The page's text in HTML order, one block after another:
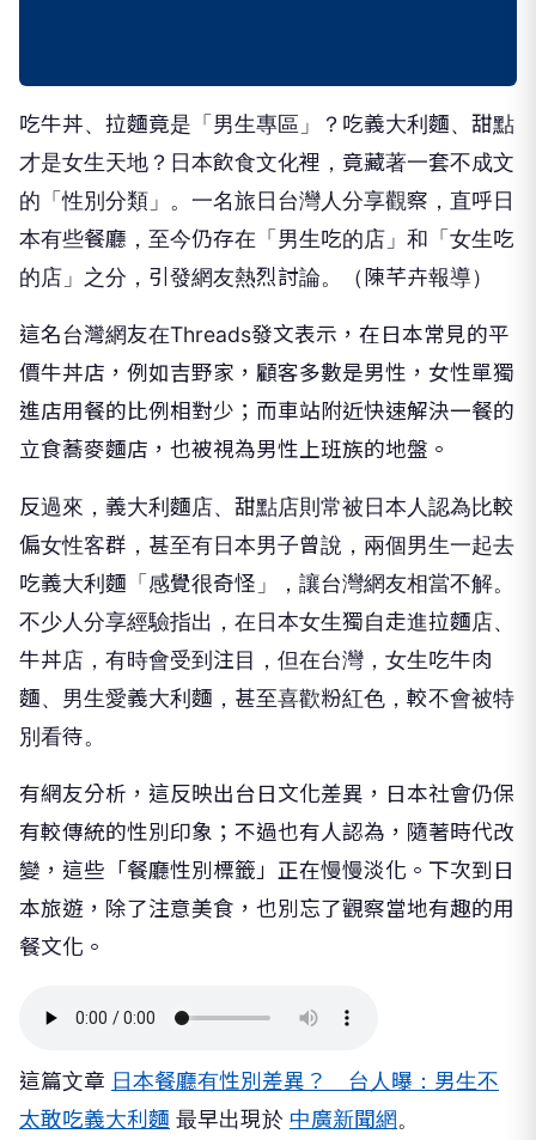
吃牛丼、拉麵竟是「男生專區」？吃義大利麵、甜點
才是女生天地？日本飲食文化裡，竟藏著一套不成文
的「性別分類」。一名旅日台灣人分享觀察，直呼日
本有些餐廳，至今仍存在「男生吃的店」和「女生吃
的店」之分，引發網友熱烈討論。（陳芊卉報導）
這名台灣網友在Threads發文表示，在日本常見的平
價牛丼店，例如吉野家，顧客多數是男性，女性單獨
進店用餐的比例相對少；而車站附近快速解決一餐的
立食蕎麥麵店，也被視為男性上班族的地盤。
反過來，義大利麵店、甜點店則常被日本人認為比較
偏女性客群，甚至有日本男子曾說，兩個男生一起去
吃義大利麵「感覺很奇怪」，讓台灣網友相當不解。
不少人分享經驗指出，在日本女生獨自走進拉麵店、
牛丼店，有時會受到注目，但在台灣，女生吃牛肉
麵、男生愛義大利麵，甚至喜歡粉紅色，較不會被特
別看待。
有網友分析，這反映出台日文化差異，日本社會仍保
有較傳統的性別印象；不過也有人認為，隨著時代改
變，這些「餐廳性別標籤」正在慢慢淡化。下次到日
本旅遊，除了注意美食，也別忘了觀察當地有趣的用
餐文化。
這篇文章 日本餐廳有性別差異？ 台人曝：男生不
太敢吃義大利麵 最早出現於 中廣新聞網。